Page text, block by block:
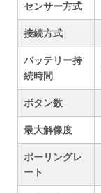
センサー方式
接続方式
バッテリー持
続時間
ボタン数
最大解像度
ポーリングレ
ート